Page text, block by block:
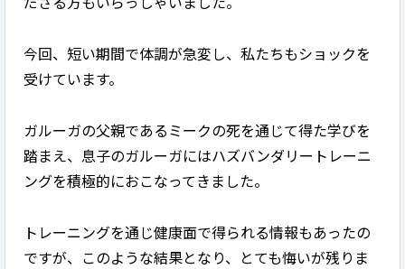
今回、短い期間で体調が急変し、私たちもショックを
受けています。
ガルーガの父親であるミークの死を通じて得た学びを
踏まえ、息子のガルーガにはハズバンダリートレーニ
ングを積極的におこなってきました。
トレーニングを通じ健康面で得られる情報もあったの
ですが、このような結果となり、とても悔いが残りま